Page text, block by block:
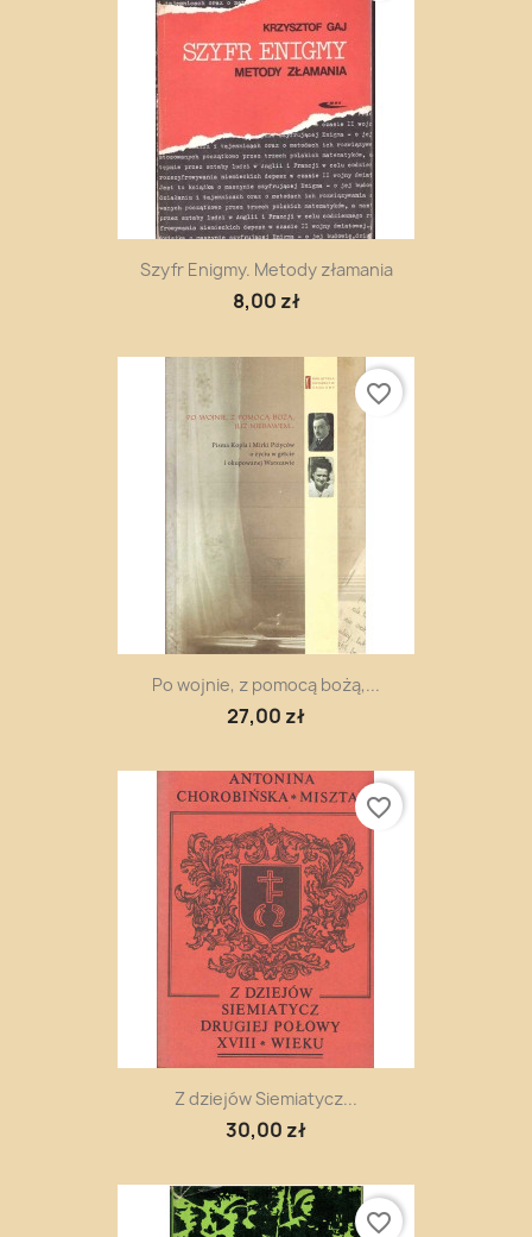
Szyfr Enigmy. Metody złamania
8,00 zł
Po wojnie, z pomocą bożą,...
27,00 zł
favorite_border
Z dziejów Siemiatycz...
30,00 zł
favorite_border
favorite_border